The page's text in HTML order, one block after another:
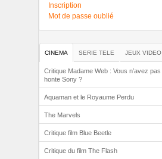
Inscription
Mot de passe oublié
CINEMA SERIE TELE JEUX VIDEO
Critique Madame Web : Vous n’avez pas
honte Sony ?
Aquaman et le Royaume Perdu
The Marvels
Critique film Blue Beetle
Critique du film The Flash